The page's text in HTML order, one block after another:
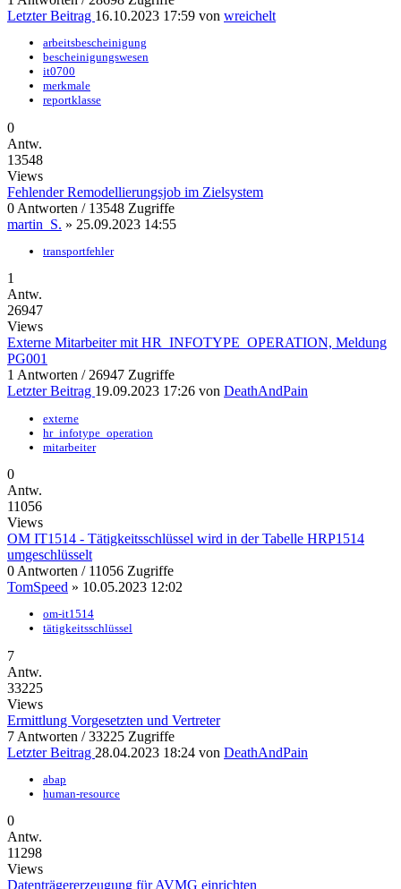
Letzter Beitrag 16.10.2023 17:59 von wreichelt
arbeitsbescheinigung
bescheinigungswesen
it0700
merkmale
reportklasse
0
Antw.
13548
Views
Fehlender Remodellierungsjob im Zielsystem
0 Antworten / 13548 Zugriffe
martin_S. » 25.09.2023 14:55
transportfehler
1
Antw.
26947
Views
Externe Mitarbeiter mit HR_INFOTYPE_OPERATION, Meldung
PG001
1 Antworten / 26947 Zugriffe
Letzter Beitrag 19.09.2023 17:26 von DeathAndPain
externe
hr_infotype_operation
mitarbeiter
0
Antw.
11056
Views
OM IT1514 - Tätigkeitsschlüssel wird in der Tabelle HRP1514
umgeschlüsselt
0 Antworten / 11056 Zugriffe
TomSpeed » 10.05.2023 12:02
om-it1514
tätigkeitsschlüssel
7
Antw.
33225
Views
Ermittlung Vorgesetzten und Vertreter
7 Antworten / 33225 Zugriffe
Letzter Beitrag 28.04.2023 18:24 von DeathAndPain
abap
human-resource
0
Antw.
11298
Views
Datenträgererzeugung für AVMG einrichten